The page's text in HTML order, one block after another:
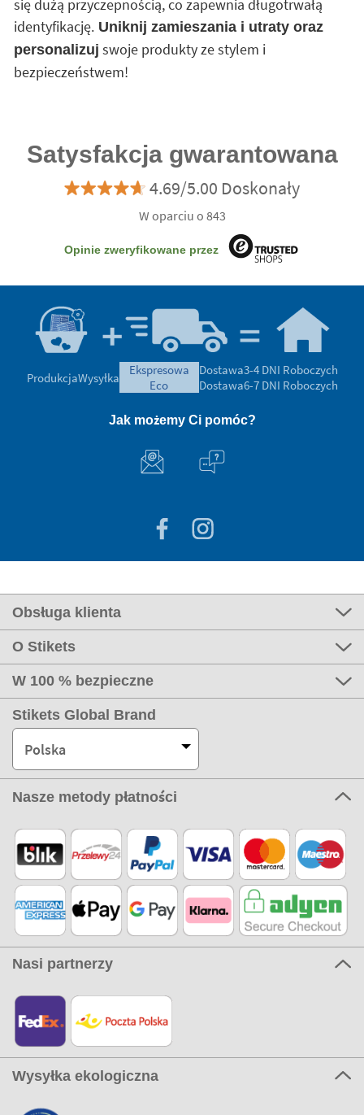
się dużą przyczepnością, co zapewnia długotrwałą
identyfikację.Uniknij zamieszania i utraty oraz
personalizuj swoje produkty ze stylem i
bezpieczeństwem!
Satysfakcja gwarantowana
4.69/5.00 Doskonały
W oparciu o 843
Opinie zweryfikowane przez
ProdukcjaWysyłka
ekspresowa
eco
Dostawa3-4 DNI Roboczych
Dostawa6-7 DNI Roboczych
Jak możemy Ci pomóc?
Obsługa klienta
O Stikets
W 100 % bezpieczne
Stikets Global Brand
Polska
Nasze metody płatności
Nasi partnerzy
Wysyłka ekologiczna